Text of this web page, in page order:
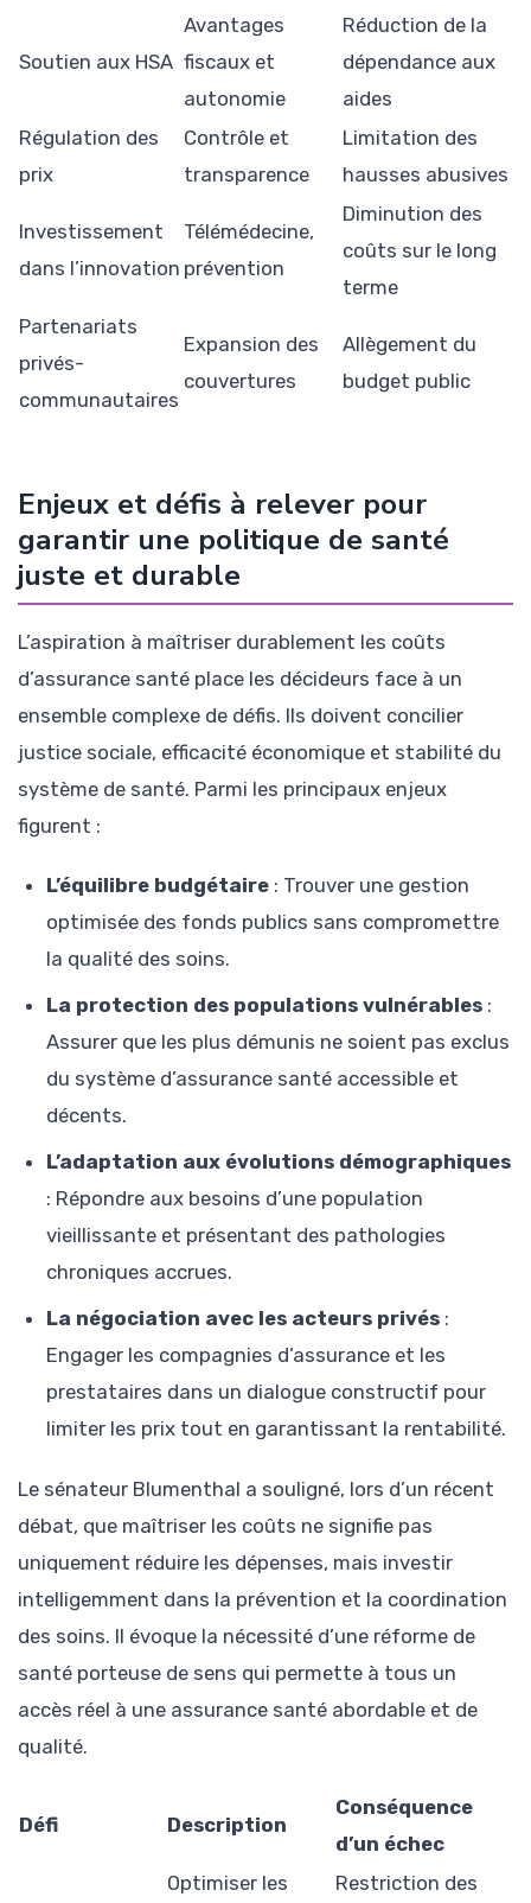
Soutien aux HSA
Avantages
fiscaux et
autonomie
Réduction de la
dépendance aux
aides
Régulation des
prix
Contrôle et
transparence
Limitation des
hausses abusives
Investissement
dans l’innovation
Télémédecine,
prévention
Diminution des
coûts sur le long
terme
Partenariats
privés-
communautaires
Expansion des
couvertures
Allègement du
budget public
Enjeux et défis à relever pour
garantir une politique de santé
juste et durable
L’aspiration à maîtriser durablement les coûts
d’assurance santé place les décideurs face à un
ensemble complexe de défis. Ils doivent concilier
justice sociale, efficacité économique et stabilité du
système de santé. Parmi les principaux enjeux
figurent :
L’équilibre budgétaire : Trouver une gestion
optimisée des fonds publics sans compromettre
la qualité des soins.
La protection des populations vulnérables :
Assurer que les plus démunis ne soient pas exclus
du système d’assurance santé accessible et
décents.
L’adaptation aux évolutions démographiques
: Répondre aux besoins d’une population
vieillissante et présentant des pathologies
chroniques accrues.
La négociation avec les acteurs privés :
Engager les compagnies d’assurance et les
prestataires dans un dialogue constructif pour
limiter les prix tout en garantissant la rentabilité.
Le sénateur Blumenthal a souligné, lors d’un récent
débat, que maîtriser les coûts ne signifie pas
uniquement réduire les dépenses, mais investir
intelligemment dans la prévention et la coordination
des soins. Il évoque la nécessité d’une réforme de
santé porteuse de sens qui permette à tous un
accès réel à une assurance santé abordable et de
qualité.
Défi Description
Conséquence
d’un échec
Optimiser les
Restriction des